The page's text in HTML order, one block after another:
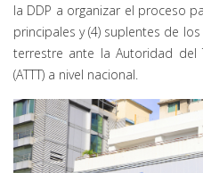
la DDP a organizar el proceso
principales y (4) suplentes de
terrestre ante la Autoridad del
(ATTT) a nivel nacional.